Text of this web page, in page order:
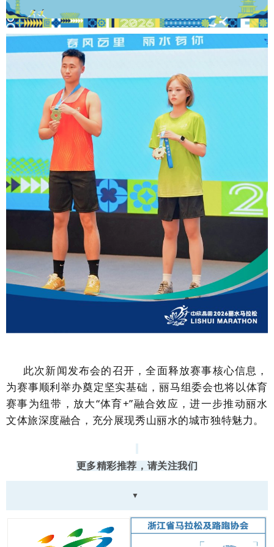
此次新闻发布会的召开，全面释放赛事核心信息，
为赛事顺利举办奠定坚实基础，丽马组委会也将以体育
赛事为纽带，放大“体育+”融合效应，进一步推动丽水
文体旅深度融合，充分展现秀山丽水的城市独特魅力。
更多精彩推荐，请关注我们
▼